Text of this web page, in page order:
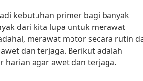
kebutuhan primer bagi banyak
dari kita lupa untuk merawat
merawat motor secara rutin
dan terjaga. Berikut adalah
harian agar awet dan terjaga.